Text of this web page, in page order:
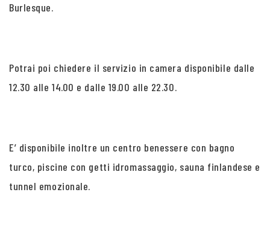
Burlesque.
Potrai poi chiedere il servizio in camera disponibile dalle
12.30 alle 14.00 e dalle 19.00 alle 22.30.
E’ disponibile inoltre un centro benessere con bagno
turco, piscine con getti idromassaggio, sauna finlandese e
tunnel emozionale.